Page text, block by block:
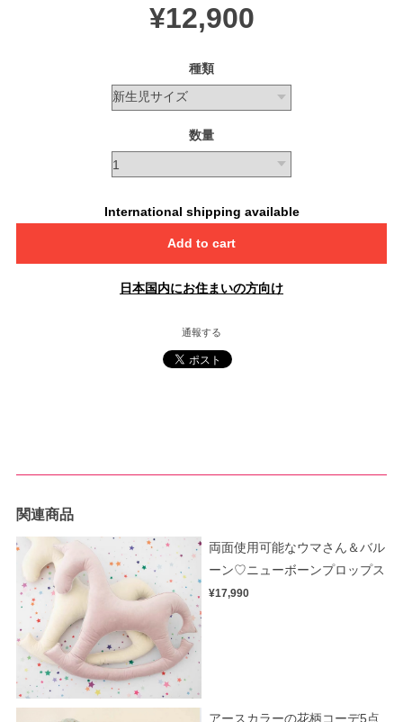
¥12,900
種類
数量
International shipping available
Add to cart
日本国内にお住まいの方向け
通報する
関連商品
両面使用可能なウマさん＆バル
ーン♡ニューボーンプロップス
¥17,990
アースカラーの花柄コーデ5点